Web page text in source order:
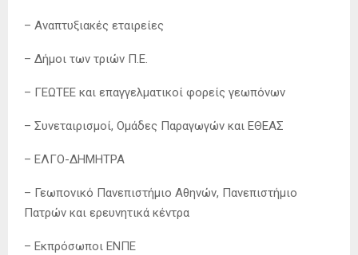
– Αναπτυξιακές εταιρείες
– Δήμοι των τριών Π.Ε.
– ΓΕΩΤΕΕ και επαγγελματικοί φορείς γεωπόνων
– Συνεταιρισμοί, Ομάδες Παραγωγών και ΕΘΕΑΣ
– ΕΛΓΟ-ΔΗΜΗΤΡΑ
– Γεωπονικό Πανεπιστήμιο Αθηνών, Πανεπιστήμιο
Πατρών και ερευνητικά κέντρα
– Εκπρόσωποι ΕΝΠΕ